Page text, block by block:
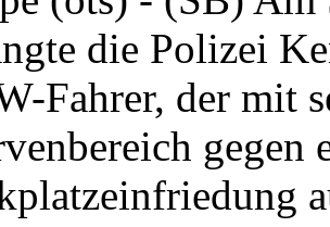
die Polizei
Fahrer, der mit
gegen